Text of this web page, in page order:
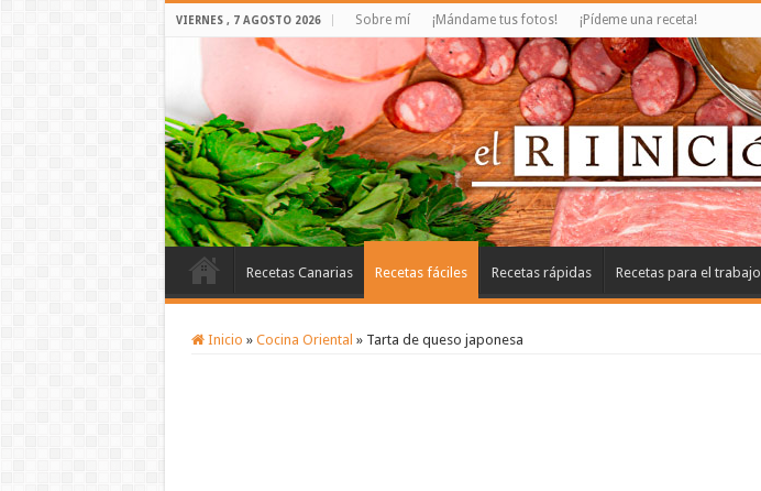
VIERNES , 7 AGOSTO 2026 Sobre mí ¡Mándame tus fotos! ¡Pídeme una receta!
Recetas Canarias Recetas fáciles Recetas rápidas Recetas para el trabajo
Inicio » Cocina Oriental » Tarta de queso japonesa